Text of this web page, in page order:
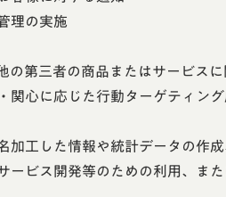
理の実施
第三者の商品またはサービス
心に応じた行動ターゲティン
加工した情報や統計データの作
ビス開発等のための利用、ま